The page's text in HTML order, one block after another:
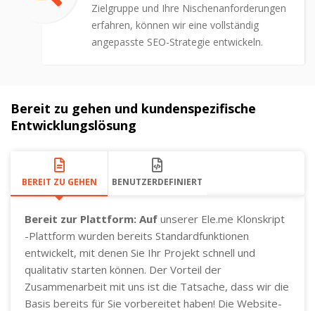
Zielgruppe und Ihre Nischenanforderungen
erfahren, können wir eine vollständig
angepasste SEO-Strategie entwickeln.
Bereit zu gehen und kundenspezifische
Entwicklungslösung
BEREIT ZU GEHEN BENUTZERDEFINIERT
Bereit zur Plattform: Auf unserer Ele.me Klonskript
-Plattform wurden bereits Standardfunktionen
entwickelt, mit denen Sie Ihr Projekt schnell und
qualitativ starten können. Der Vorteil der
Zusammenarbeit mit uns ist die Tatsache, dass wir die
Basis bereits für Sie vorbereitet haben! Die Website-